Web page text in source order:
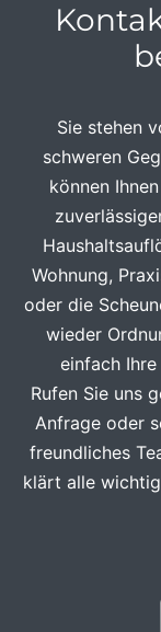
Sie stehen
schweren
können
Wohnung,
oder die
wieder
einfach
Rufen Sie uns
Anfrage oder
freundliches
klärt alle